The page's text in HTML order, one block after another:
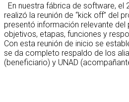
En nuestra fábrica de software, el
realizó la reunión de “kick off” del
presentó información relevante
objetivos, etapas, funciones y
Con esta reunión de inicio se
se da completo respaldo de los
(beneficiario) y UNAD